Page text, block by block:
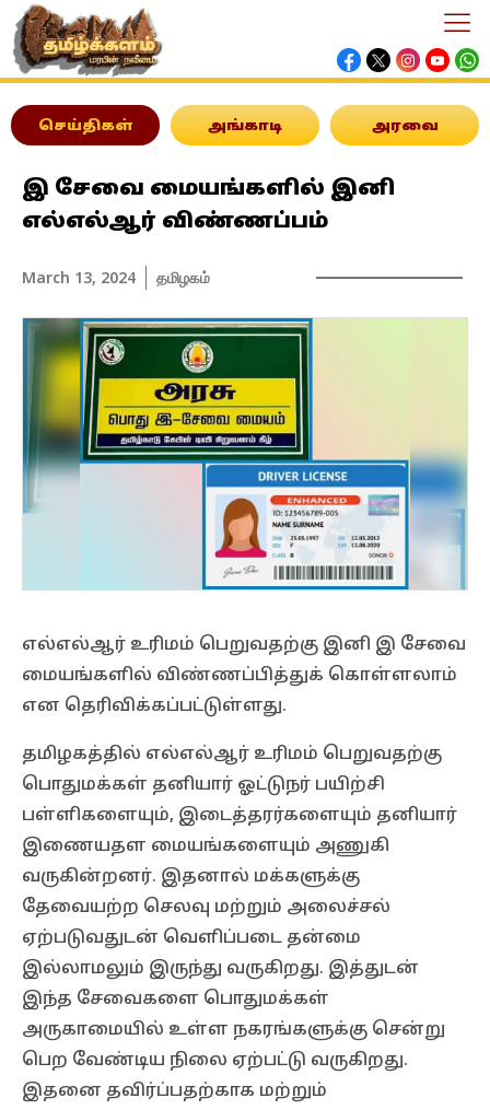
செய்திகள் அங்காடி அரவை
இ சேவை மையங்களில் இனி
எல்எல்ஆர் விண்ணப்பம்
March 13, 2024 தமிழகம்
எல்எல்ஆர் உரிமம் பெறுவதற்கு இனி இ சேவை
மையங்களில் விண்ணப்பித்துக் கொள்ளலாம்
என தெரிவிக்கப்பட்டுள்ளது.
தமிழகத்தில் எல்எல்ஆர் உரிமம் பெறுவதற்கு
பொதுமக்கள் தனியார் ஓட்டுநர் பயிற்சி
பள்ளிகளையும், இடைத்தரர்களையும் தனியார்
இணையதள மையங்களையும் அணுகி
வருகின்றனர். இதனால் மக்களுக்கு
தேவையற்ற செலவு மற்றும் அலைச்சல்
ஏற்படுவதுடன் வெளிப்படை தன்மை
இல்லாமலும் இருந்து வருகிறது. இத்துடன்
இந்த சேவைகளை பொதுமக்கள்
அருகாமையில் உள்ள நகரங்களுக்கு சென்று
பெற வேண்டிய நிலை ஏற்பட்டு வருகிறது.
இதனை தவிர்ப்பதற்காக மற்றும்